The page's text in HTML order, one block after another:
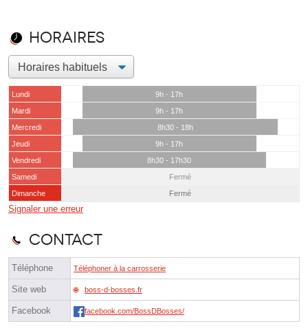
Horaires
Lundi
9h - 17h
Mardi
9h - 17h
Mercredi
8h30 - 18h
Jeudi
9h - 17h
Vendredi
8h30 - 17h30
Samedi
Fermé
Dimanche
Fermé
Signaler une erreur
Contact
Téléphone Téléphoner à la carrosserie
Site web boss-d-bosses.fr
Facebook facebook.com/BossDBosses/